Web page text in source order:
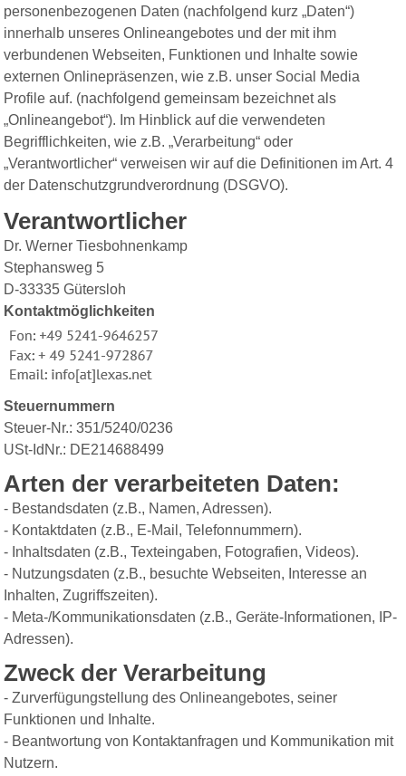
personenbezogenen Daten (nachfolgend kurz „Daten“)
innerhalb unseres Onlineangebotes und der mit ihm
verbundenen Webseiten, Funktionen und Inhalte sowie
externen Onlinepräsenzen, wie z.B. unser Social Media
Profile auf. (nachfolgend gemeinsam bezeichnet als
„Onlineangebot“). Im Hinblick auf die verwendeten
Begrifflichkeiten, wie z.B. „Verarbeitung“ oder
„Verantwortlicher“ verweisen wir auf die Definitionen im Art. 4
der Datenschutzgrundverordnung (DSGVO).
Verantwortlicher
Dr. Werner Tiesbohnenkamp
Stephansweg 5
D-33335 Gütersloh
Kontaktmöglichkeiten
Steuernummern
Steuer-Nr.: 351/5240/0236
USt-IdNr.: DE214688499
Arten der verarbeiteten Daten:
- Bestandsdaten (z.B., Namen, Adressen).
- Kontaktdaten (z.B., E-Mail, Telefonnummern).
- Inhaltsdaten (z.B., Texteingaben, Fotografien, Videos).
- Nutzungsdaten (z.B., besuchte Webseiten, Interesse an
Inhalten, Zugriffszeiten).
- Meta-/Kommunikationsdaten (z.B., Geräte-Informationen, IP-
Adressen).
Zweck der Verarbeitung
- Zurverfügungstellung des Onlineangebotes, seiner
Funktionen und Inhalte.
- Beantwortung von Kontaktanfragen und Kommunikation mit
Nutzern.